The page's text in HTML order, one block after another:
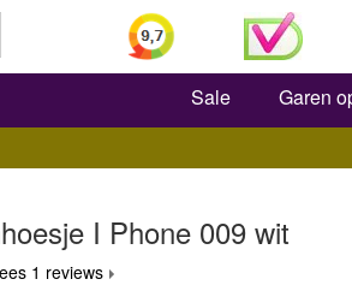
Zoeken
Sale Garen
I Phone 009 wit
1 reviews